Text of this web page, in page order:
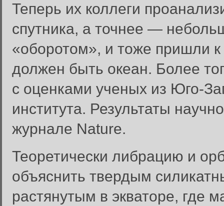
Теперь их коллеги
спутника, а точнее —
«оборотом», и тоже пришли
должен быть океан. Более
с оценками ученых из Юго-
института. Результаты
журнале Nature.
Теоретически либрацию и
объяснить твердым
растянутым в экваторе, где